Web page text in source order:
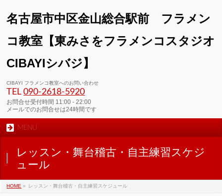
名古屋市中区金山総合駅前 フラメン
コ教室【東みさをフラメンコスタジオ
CIBAYIシバジ】
CIBAYI フラメンコ教室へのお問い合わせ
TEL090-2618‐5920
お問合せ受付時間 11:00 - 22:00
メールでのお問合せは24時間です
MENU
レッスン・舞台稽古・自主練習スケジ
ュール
HOME » レッスン・舞台稽古・自主練習スケジュール